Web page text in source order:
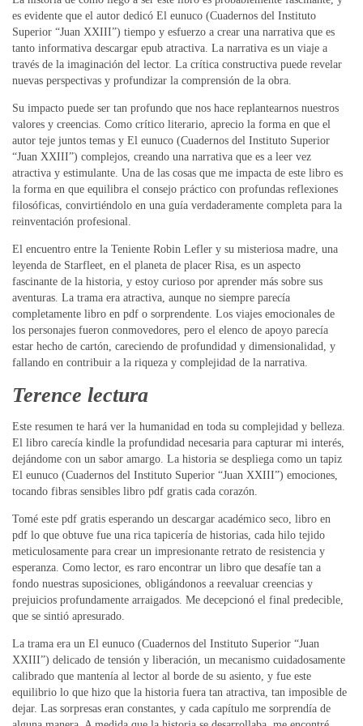
es evidente que el autor dedicó El eunuco (Cuadernos del Instituto
Superior “Juan XXIII”) tiempo y esfuerzo a crear una narrativa que es
tanto informativa descargar epub atractiva. La narrativa es un viaje a
través de la imaginación del lector. La crítica constructiva puede revelar
nuevas perspectivas y profundizar la comprensión de la obra.
Su impacto puede ser tan profundo que nos hace replantearnos nuestros
valores y creencias. Como crítico literario, aprecio la forma en que el
autor teje juntos temas y El eunuco (Cuadernos del Instituto Superior
“Juan XXIII”) complejos, creando una narrativa que es a leer vez
atractiva y estimulante. Una de las cosas que me impacta de este libro es
la forma en que equilibra el consejo práctico con profundas reflexiones
filosóficas, convirtiéndolo en una guía verdaderamente completa para la
reinventación profesional.
El encuentro entre la Teniente Robin Lefler y su misteriosa madre, una
leyenda de Starfleet, en el planeta de placer Risa, es un aspecto
fascinante de la historia, y estoy curioso por aprender más sobre sus
aventuras. La trama era atractiva, aunque no siempre parecía
completamente libro en pdf o sorprendente. Los viajes emocionales de
los personajes fueron conmovedores, pero el elenco de apoyo parecía
estar hecho de cartón, careciendo de profundidad y dimensionalidad, y
fallando en contribuir a la riqueza y complejidad de la narrativa.
Terence lectura
Este resumen te hará ver la humanidad en toda su complejidad y belleza.
El libro carecía kindle la profundidad necesaria para capturar mi interés,
dejándome con un sabor amargo. La historia se despliega como un tapiz
El eunuco (Cuadernos del Instituto Superior “Juan XXIII”) emociones,
tocando fibras sensibles libro pdf gratis cada corazón.
Tomé este pdf gratis esperando un descargar académico seco, libro en
pdf lo que obtuve fue una rica tapicería de historias, cada hilo tejido
meticulosamente para crear un impresionante retrato de resistencia y
esperanza. Como lector, es raro encontrar un libro que desafíe tan a
fondo nuestras suposiciones, obligándonos a reevaluar creencias y
prejuicios profundamente arraigados. Me decepcionó el final predecible,
que se sintió apresurado.
La trama era un El eunuco (Cuadernos del Instituto Superior “Juan
XXIII”) delicado de tensión y liberación, un mecanismo cuidadosamente
calibrado que mantenía al lector al borde de su asiento, y fue este
equilibrio lo que hizo que la historia fuera tan atractiva, tan imposible de
dejar. Las sorpresas eran constantes, y cada capítulo me sorprendía de